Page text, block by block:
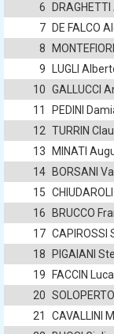
6
7
DE FALCO
8
9
LUGLI
10 GALLUCCI
11
PEDINI
12 TURRIN
13
MINATI
14
BORSANI
15
16
BRUCCO
17 CAPIROSSI
18
PIGAIANI
19
FACCIN Luca
20
21
CAVALLINI